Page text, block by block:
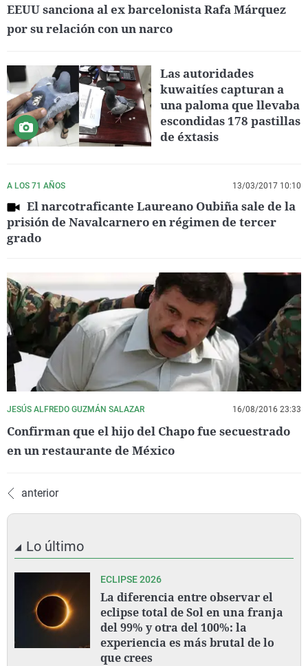
EEUU sanciona al ex barcelonista Rafa Márquez
por su relación con un narco
Las autoridades
kuwaitíes capturan a
una paloma que llevaba
escondidas 178 pastillas
de éxtasis
A LOS 71 AÑOS 13/03/2017 10:10
El narcotraficante Laureano Oubiña sale de la
prisión de Navalcarnero en régimen de tercer
grado
JESÚS ALFREDO GUZMÁN SALAZAR 16/08/2016 23:33
Confirman que el hijo del Chapo fue secuestrado
en un restaurante de México
anterior
Lo último
ECLIPSE 2026
La diferencia entre observar el
eclipse total de Sol en una franja
del 99% y otra del 100%: la
experiencia es más brutal de lo
que crees